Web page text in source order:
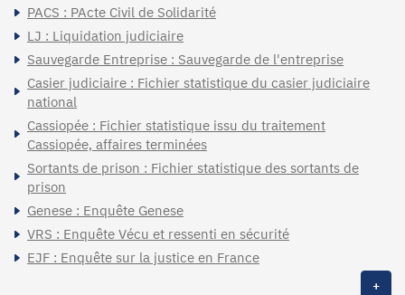
PACS : PActe Civil de Solidarité
LJ : Liquidation judiciaire
Sauvegarde Entreprise : Sauvegarde de l'entreprise
Casier judiciaire : Fichier statistique du casier judiciaire
national
Cassiopée : Fichier statistique issu du traitement
Cassiopée, affaires terminées
Sortants de prison : Fichier statistique des sortants de
prison
Genese : Enquête Genese
VRS : Enquête Vécu et ressenti en sécurité
EJF : Enquête sur la justice en France
+